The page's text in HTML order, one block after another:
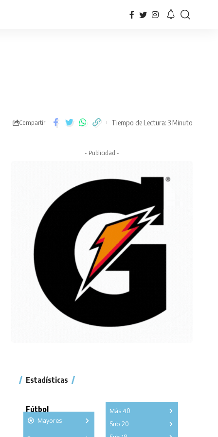
Compartir Tiempo de Lectura: 3 Minuto
- Publicidad -
Estadísticas
Fútbol
Mayores
Más 40
Sub 20